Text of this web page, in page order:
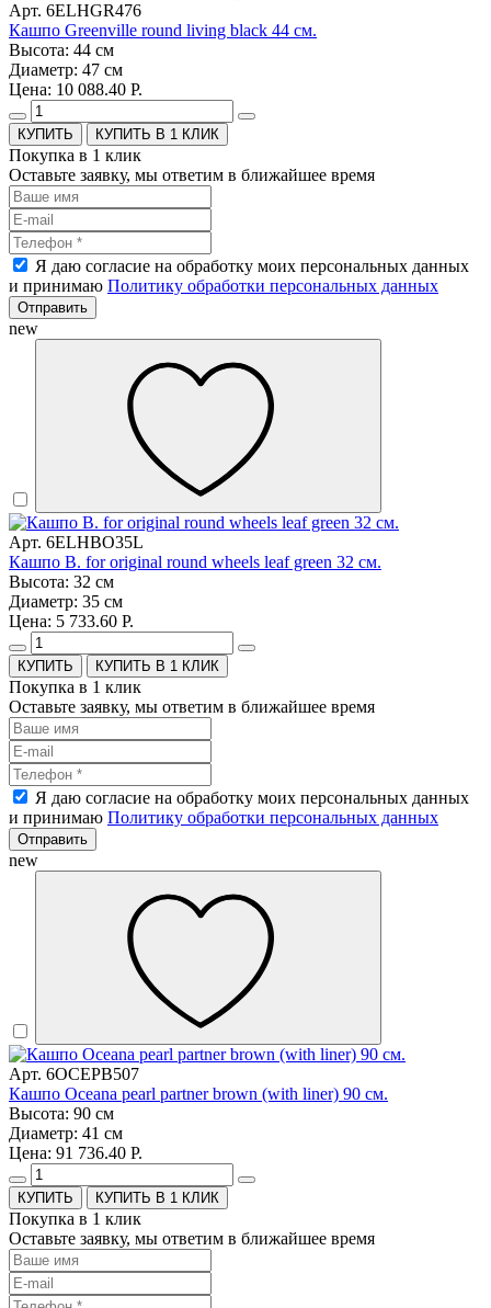
Арт. 6ELHGR476
Кашпо Greenville round living black 44 см.
Высота: 44 см
Диаметр: 47 см
Цена: 10 088.40 Р.
КУПИТЬ В 1 КЛИК
Покупка в 1 клик
Оставьте заявку, мы ответим в ближайшее время
Я даю согласие на обработку моих персональных данных
и принимаю Политику обработки персональных данных
Отправить
new
Арт. 6ELHBO35L
Кашпо B. for original round wheels leaf green 32 см.
Высота: 32 см
Диаметр: 35 см
Цена: 5 733.60 Р.
КУПИТЬ В 1 КЛИК
Покупка в 1 клик
Оставьте заявку, мы ответим в ближайшее время
Я даю согласие на обработку моих персональных данных
и принимаю Политику обработки персональных данных
Отправить
new
Арт. 6OCEPB507
Кашпо Oceana pearl partner brown (with liner) 90 см.
Высота: 90 см
Диаметр: 41 см
Цена: 91 736.40 Р.
КУПИТЬ В 1 КЛИК
Покупка в 1 клик
Оставьте заявку, мы ответим в ближайшее время